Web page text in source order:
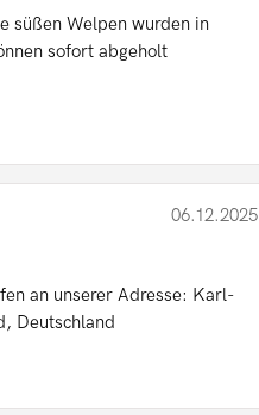
süßen Welpen wurden in
sofort abgeholt
06.12.2025
an unserer Adresse: Karl-
Deutschland